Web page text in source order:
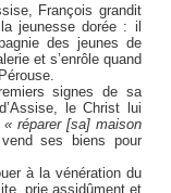
François grandit
jeunesse dorée : il
des jeunes de
et s’enrôle quand
signes de sa
le Christ lui
« réparer [sa] maison
ses biens pour
à la vénération du
prie assidûment et